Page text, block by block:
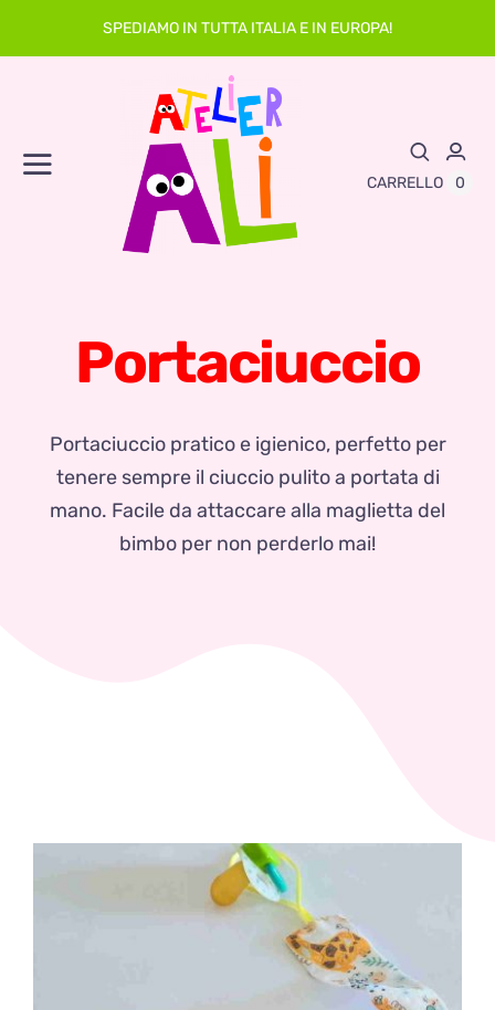
SPEDIAMO IN TUTTA ITALIA E IN EUROPA!
Toggle
Navigation Abbigliamento
Neonato
Sacche
Zaini
Spedizioni
CARRELLO 0
Portaciuccio
Portaciuccio pratico e igienico, perfetto per
tenere sempre il ciuccio pulito a portata di
mano. Facile da attaccare alla maglietta del
bimbo per non perderlo mai!